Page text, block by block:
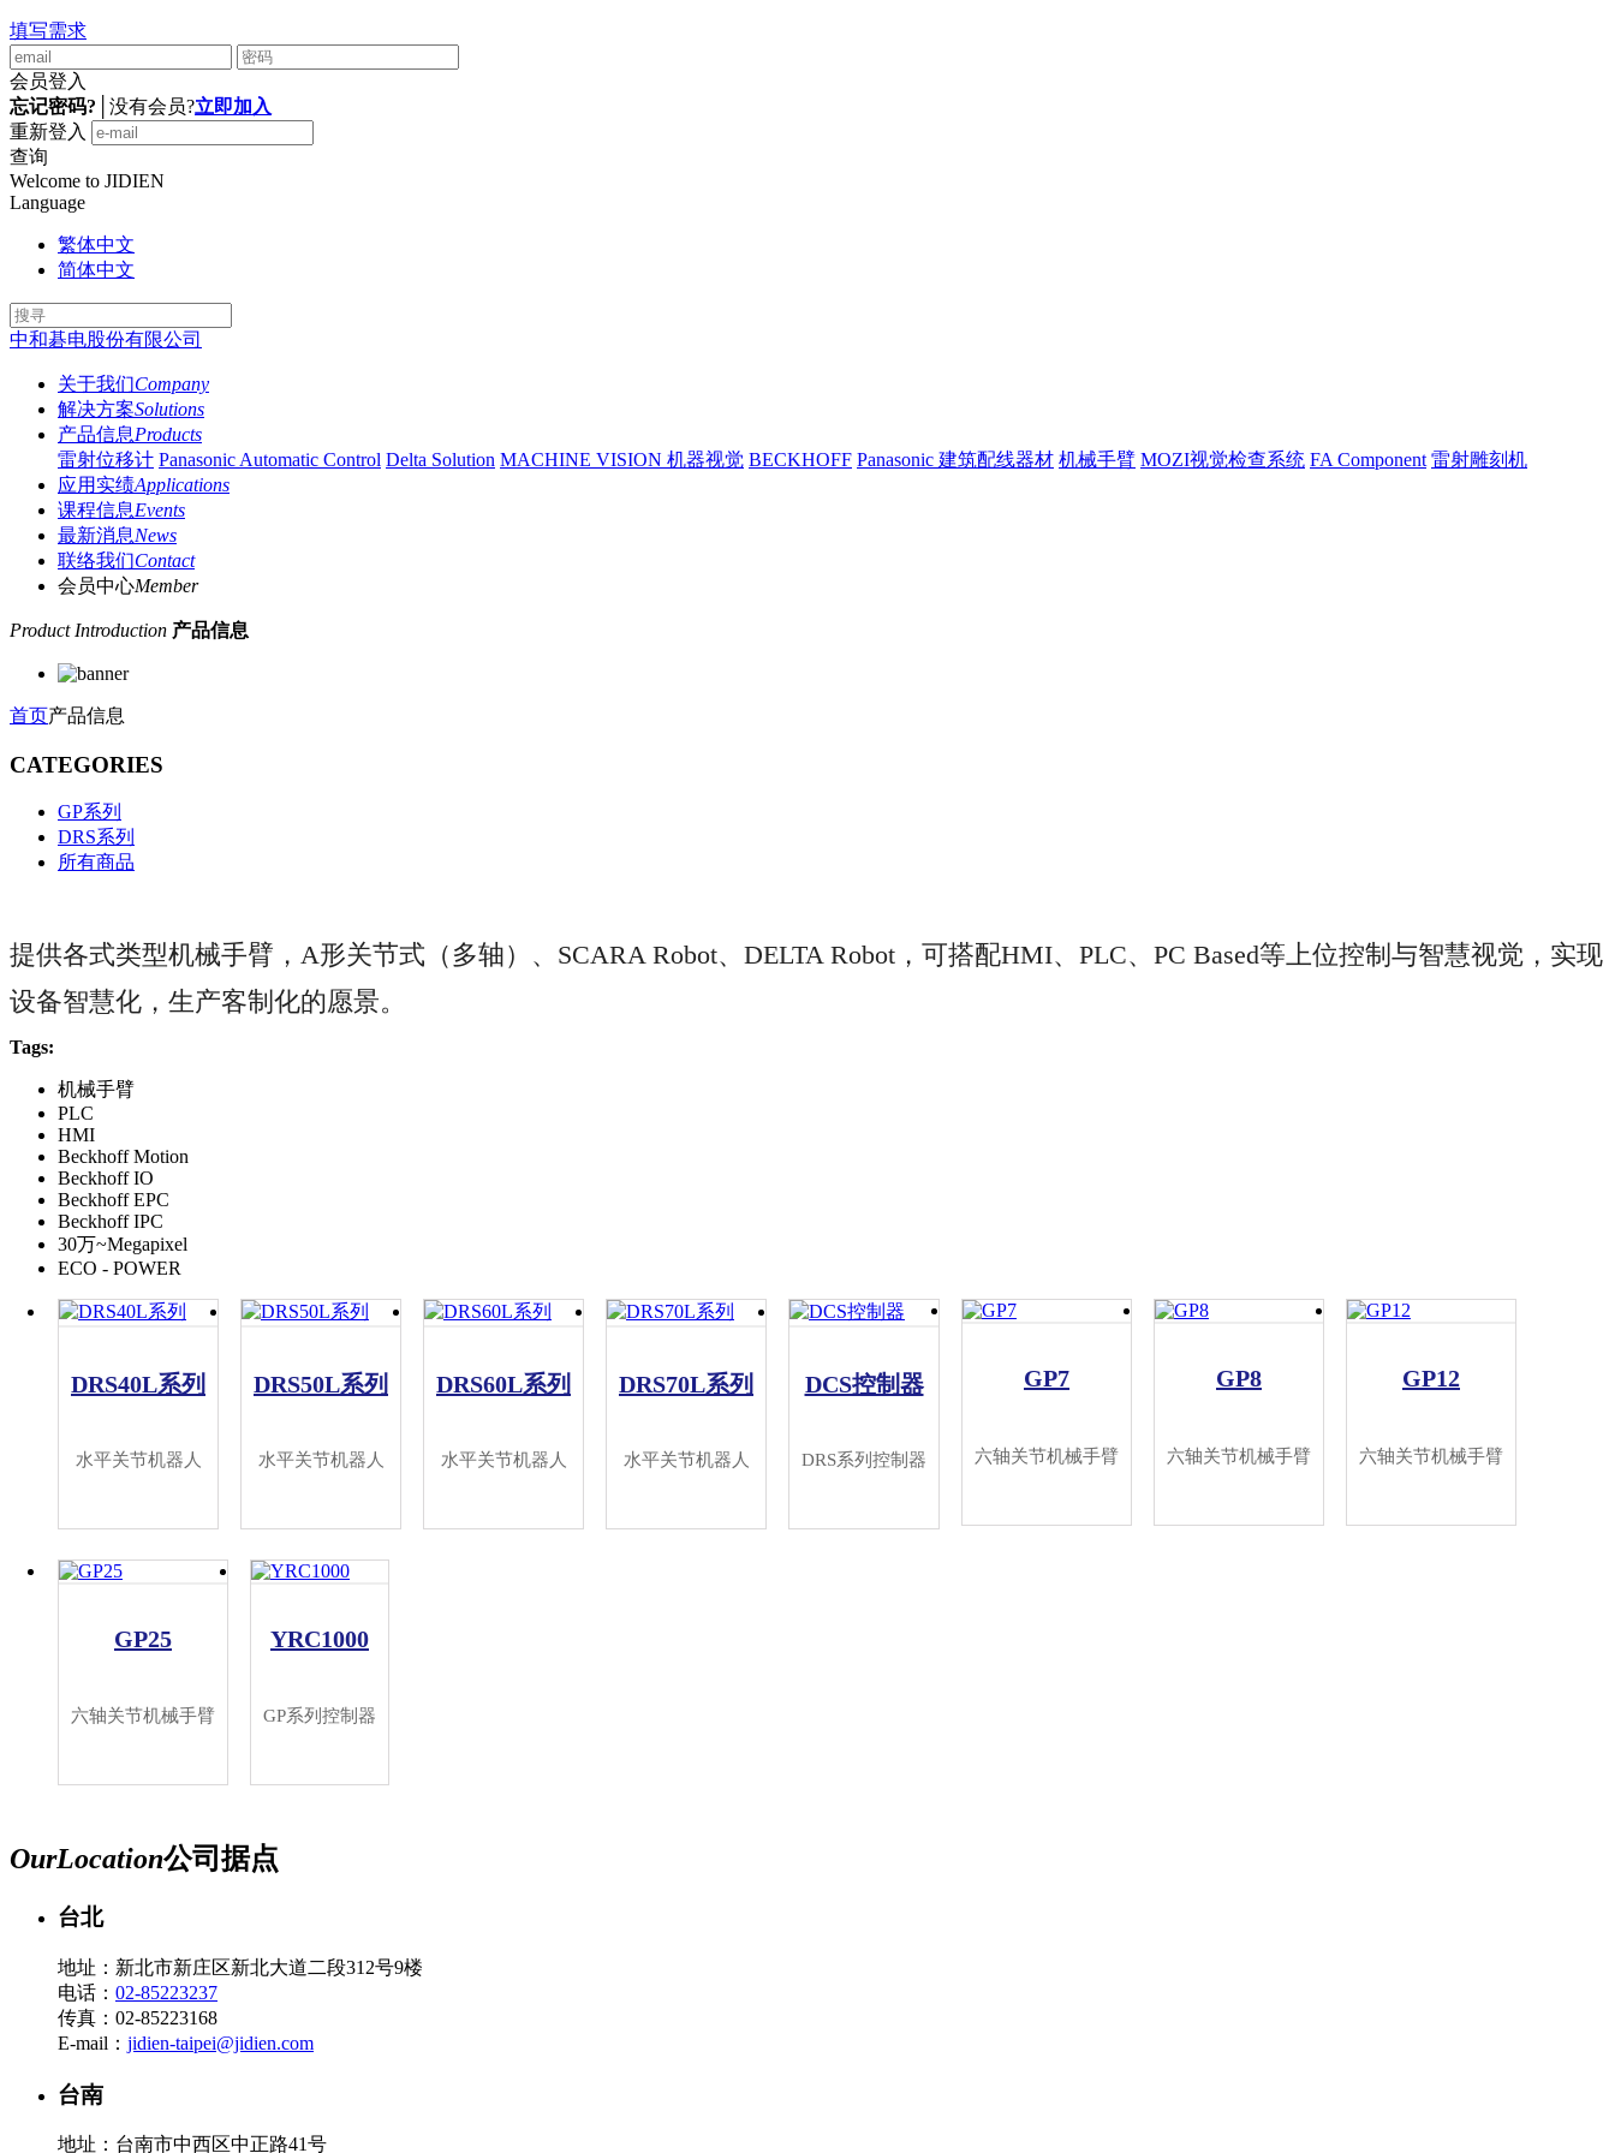
填写需求
会员登入
忘记密码?
没有会员?立即加入
重新登入
查询
Welcome to JIDIEN
Language
繁体中文
简体中文
中和碁电股份有限公司
关于我们Company
解决方案Solutions
产品信息Products
雷射位移计 Panasonic Automatic Control Delta Solution MACHINE VISION 机器视觉 BECKHOFF Panasonic 建筑配线器材 机械手臂 MOZI视觉检查系统 FA Component 雷射雕刻机
应用实绩Applications
课程信息Events
最新消息News
联络我们Contact
会员中心Member
Product Introduction 产品信息
首页产品信息
CATEGORIES
GP系列
DRS系列
所有商品
提供各式类型机械手臂，A形关节式（多轴）、SCARA Robot、DELTA Robot，可搭配HMI、PLC、PC Based等上位控制与智慧视觉，实现
设备智慧化，生产客制化的愿景。
Tags:
机械手臂
PLC
HMI
Beckhoff Motion
Beckhoff IO
Beckhoff EPC
Beckhoff IPC
30万~Megapixel
ECO - POWER
DRS40L系列
水平关节机器人
DRS50L系列
水平关节机器人
DRS60L系列
水平关节机器人
DRS70L系列
水平关节机器人
DCS控制器
DRS系列控制器
GP7
六轴关节机械手臂
GP8
六轴关节机械手臂
GP12
六轴关节机械手臂
GP25
六轴关节机械手臂
YRC1000
GP系列控制器
OurLocation公司据点
台北
地址：新北市新庄区新北大道二段312号9楼
电话： 02-85223237
传真：02-85223168
E-mail： jidien-taipei@jidien.com
台南
地址：台南市中西区中正路41号